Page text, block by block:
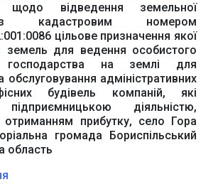
щодо відведення земельної
кадастровим номером
цільове призначення якої
земель для ведення особистого
господарства на землі для
обслуговування адміністративних
будівель компаній, які
діяльністю,
отриманням прибутку, село Гора
громада Бориспільський
область
Ради представництво
Президента України
Київська обласна
державна адміністрація